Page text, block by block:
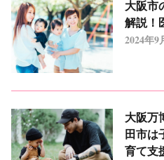
大阪市
解説！
2024年9
大阪万
田市は
育て支